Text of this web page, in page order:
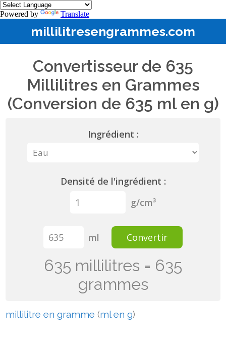
Powered by Translate
millilitresengrammes.com
Convertisseur de 635
Millilitres en Grammes
(Conversion de 635 ml en g)
Ingrédient :
Densité de l'ingrédient :
g/cm³
ml Convertir
635 millilitres = 635
grammes
millilitre en gramme (ml en g)